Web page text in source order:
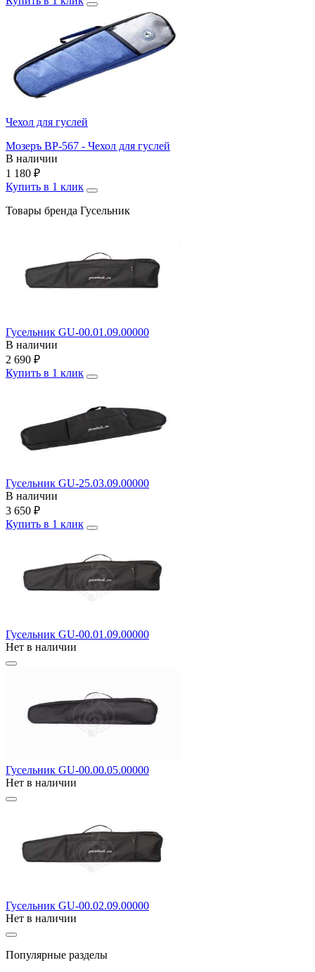
Чехол для гуслей
Мозеръ BP-567 - Чехол для гуслей
В наличии
1 180 ₽
Купить в 1 клик
Товары бренда Гусельник
Гусельник GU-00.01.09.00000
В наличии
2 690 ₽
Купить в 1 клик
Гусельник GU-25.03.09.00000
В наличии
3 650 ₽
Купить в 1 клик
Гусельник GU-00.01.09.00000
Нет в наличии
Гусельник GU-00.00.05.00000
Нет в наличии
Гусельник GU-00.02.09.00000
Нет в наличии
Популярные разделы